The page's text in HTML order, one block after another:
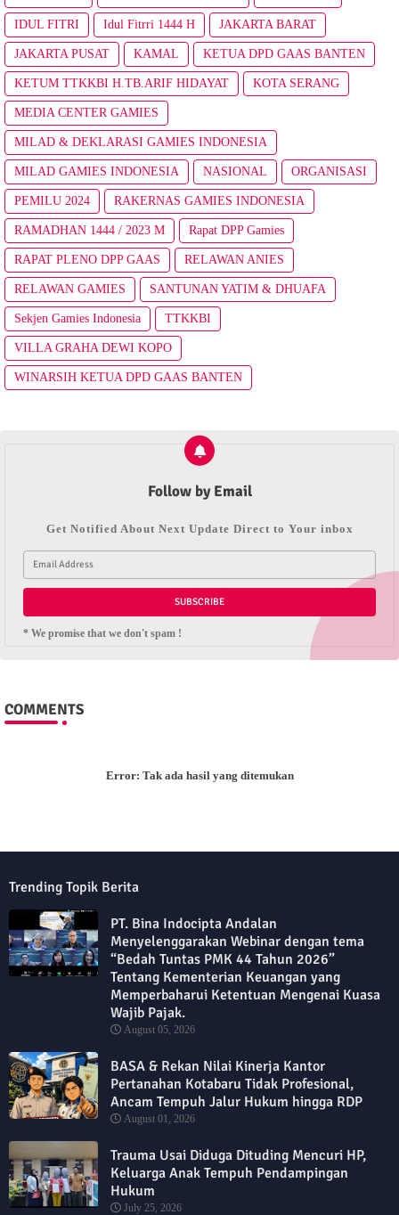
IDUL FITRI Idul Fitrri 1444 H JAKARTA BARAT
JAKARTA PUSAT KAMAL KETUA DPD GAAS BANTEN
KETUM TTKKBI H.TB.ARIF HIDAYAT KOTA SERANG
MEDIA CENTER GAMIES
MILAD & DEKLARASI GAMIES INDONESIA
MILAD GAMIES INDONESIA NASIONAL ORGANISASI
PEMILU 2024 RAKERNAS GAMIES INDONESIA
RAMADHAN 1444 / 2023 M Rapat DPP Gamies
RAPAT PLENO DPP GAAS RELAWAN ANIES
RELAWAN GAMIES SANTUNAN YATIM & DHUAFA
Sekjen Gamies Indonesia TTKKBI
VILLA GRAHA DEWI KOPO
WINARSIH KETUA DPD GAAS BANTEN
Follow by Email
Get Notified About Next Update Direct to Your inbox
* We promise that we don't spam !
COMMENTS
Error: Tak ada hasil yang ditemukan
Trending Topik Berita
PT. Bina Indocipta Andalan
Menyelenggarakan Webinar dengan tema
“Bedah Tuntas PMK 44 Tahun 2026”
Tentang Kementerian Keuangan yang
Memperbaharui Ketentuan Mengenai Kuasa
Wajib Pajak.
August 05, 2026
BASA & Rekan Nilai Kinerja Kantor
Pertanahan Kotabaru Tidak Profesional,
Ancam Tempuh Jalur Hukum hingga RDP
August 01, 2026
Trauma Usai Diduga Dituding Mencuri HP,
Keluarga Anak Tempuh Pendampingan
Hukum
July 25, 2026